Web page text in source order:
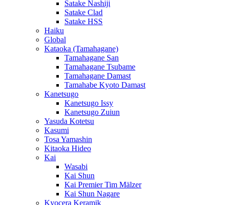
Satake Nashiji
Satake Clad
Satake HSS
Haiku
Global
Kataoka (Tamahagane)
Tamahagane San
Tamahagane Tsubame
Tamahagane Damast
Tamahabe Kyoto Damast
Kanetsugo
Kanetsugo Issy
Kanetsugo Zuiun
Yasuda Kotetsu
Kasumi
Tosa Yamashin
Kitaoka Hideo
Kai
Wasabi
Kai Shun
Kai Premier Tim Mälzer
Kai Shun Nagare
Kyocera Keramik